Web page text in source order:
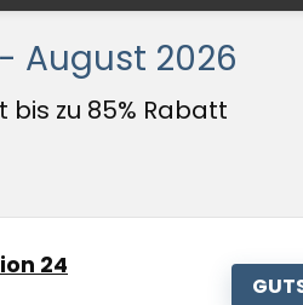
August 2026
zu 85% Rabatt
24